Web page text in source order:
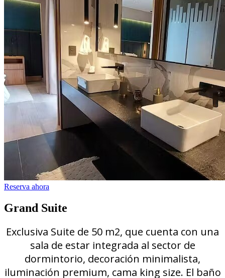
Reserva ahora
Grand Suite
Exclusiva Suite de 50 m2, que cuenta con una
sala de estar integrada al sector de
dormintorio, decoración minimalista,
iluminación premium, cama king size. El baño